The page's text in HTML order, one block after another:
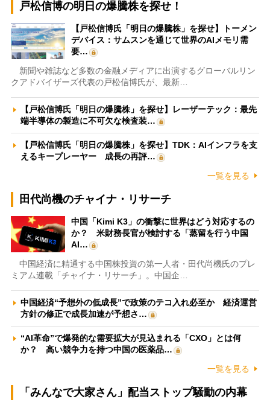
戸松信博の明日の爆騰株を探せ！
【戸松信博氏「明日の爆騰株」を探せ】トーメン
デバイス：サムスンを通じて世界のAIメモリ需
要…
新聞や雑誌など多数の金融メディアに出演するグローバルリン
クアドバイザーズ代表の戸松信博氏が、最新…
【戸松信博氏「明日の爆騰株」を探せ】レーザーテック：最先
端半導体の製造に不可欠な検査装…
【戸松信博氏「明日の爆騰株」を探せ】TDK：AIインフラを支
えるキープレーヤー 成長の再評…
一覧を見る
田代尚機のチャイナ・リサーチ
中国「Kimi K3」の衝撃に世界はどう対応するの
か？ 米財務長官が検討する「蒸留を行う中国
AI…
中国経済に精通する中国株投資の第一人者・田代尚機氏のプレ
ミアム連載「チャイナ・リサーチ」。中国企…
中国経済“予想外の低成長”で政策のテコ入れ必至か 経済運営
方針の修正で成長加速が予想さ…
“AI革命”で爆発的な需要拡大が見込まれる「CXO」とは何
か？ 高い競争力を持つ中国の医薬品…
一覧を見る
「みんなで大家さん」配当ストップ騒動の内幕